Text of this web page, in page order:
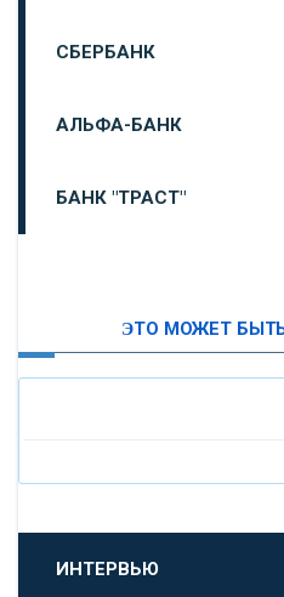
СБЕРБАНК
АЛЬФА-БАНК
БАНК "ТРАСТ"
«БАНК САНКТ-
«ПРОМСВЯЗЬБАНК»
ЭТО МОЖЕТ
ИНТЕРВЬЮ